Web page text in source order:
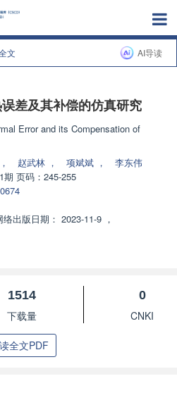
文 AI导读
差及其补偿的仿真研究
Error and its Compensation of
， 赵武林 ， 项斌斌 ，
李东伟
期 页码：245-255
络出版日期： 2023-11-9 ，
1514
下载量
0
CNKI
全文PDF